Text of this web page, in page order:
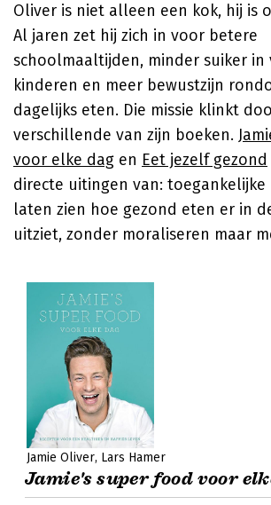
Oliver is niet alleen een kok, hij is
Al jaren zet hij zich in voor betere
schoolmaaltijden, minder suiker in
kinderen en meer bewustzijn
dagelijks eten. Die missie klinkt
verschillende van zijn boeken.
voor elke dag en Eet jezelf gezond
directe uitingen van: toegankelijke
laten zien hoe gezond eten er in
uitziet, zonder moraliseren maar
Jamie Oliver Lars Hamer
Jamie's super food voor